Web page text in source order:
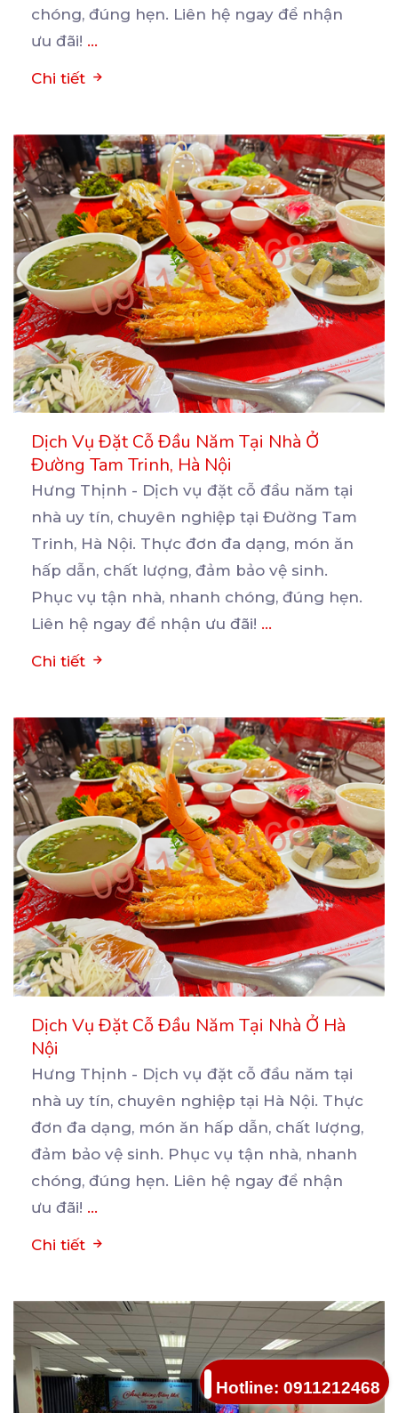
chóng, đúng hẹn. Liên hệ ngay để nhận
ưu đãi! ...
Chi tiết
Dịch Vụ Đặt Cỗ Đầu Năm Tại Nhà Ở
Đường Tam Trinh, Hà Nội
Hưng Thịnh - Dịch vụ đặt cỗ đầu năm tại
nhà uy tín, chuyên nghiệp tại Đường Tam
Trinh, Hà Nội. Thực đơn đa dạng, món ăn
hấp dẫn, chất lượng, đảm bảo vệ sinh.
Phục vụ tận nhà, nhanh chóng, đúng hẹn.
Liên hệ ngay để nhận ưu đãi! ...
Chi tiết
Dịch Vụ Đặt Cỗ Đầu Năm Tại Nhà Ở Hà
Nội
Hưng Thịnh - Dịch vụ đặt cỗ đầu năm tại
nhà uy tín, chuyên nghiệp tại Hà Nội. Thực
đơn đa dạng, món ăn hấp dẫn, chất lượng,
đảm bảo vệ sinh. Phục vụ tận nhà, nhanh
chóng, đúng hẹn. Liên hệ ngay để nhận
ưu đãi! ...
Chi tiết
Hotline: 0911212468